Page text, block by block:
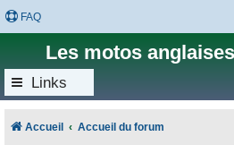
FAQ
Les motos
Links
Accueil Accueil du forum